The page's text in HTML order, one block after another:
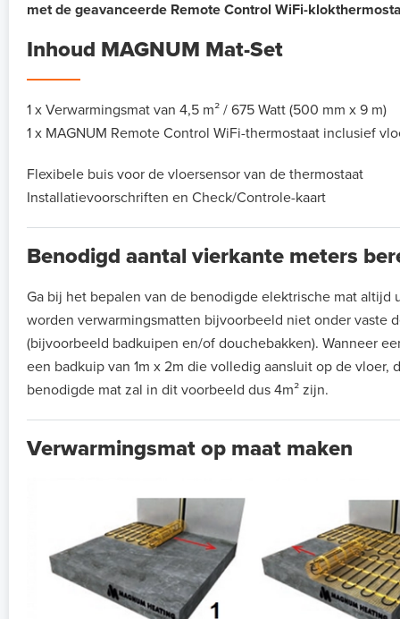
met de geavanceerde Remote Control WiFi-
Inhoud MAGNUM Mat-Set
1 x Verwarmingsmat van 4,5 m² / 675 Watt (500 mm x 9 m)
1 x MAGNUM Remote Control WiFi-thermostaat inclusief
Flexibele buis voor de vloersensor van de thermostaat
Installatievoorschriften en Check/Controle-kaart
Benodigd aantal vierkante meters
Ga bij het bepalen van de benodigde elektrische mat altijd
worden verwarmingsmatten bijvoorbeeld niet onder vaste
(bijvoorbeeld badkuipen en/of douchebakken). Wanneer
een badkuip van 1m x 2m die volledig aansluit op de
benodigde mat zal in dit voorbeeld dus 4m² zijn.
Verwarmingsmat op maat maken